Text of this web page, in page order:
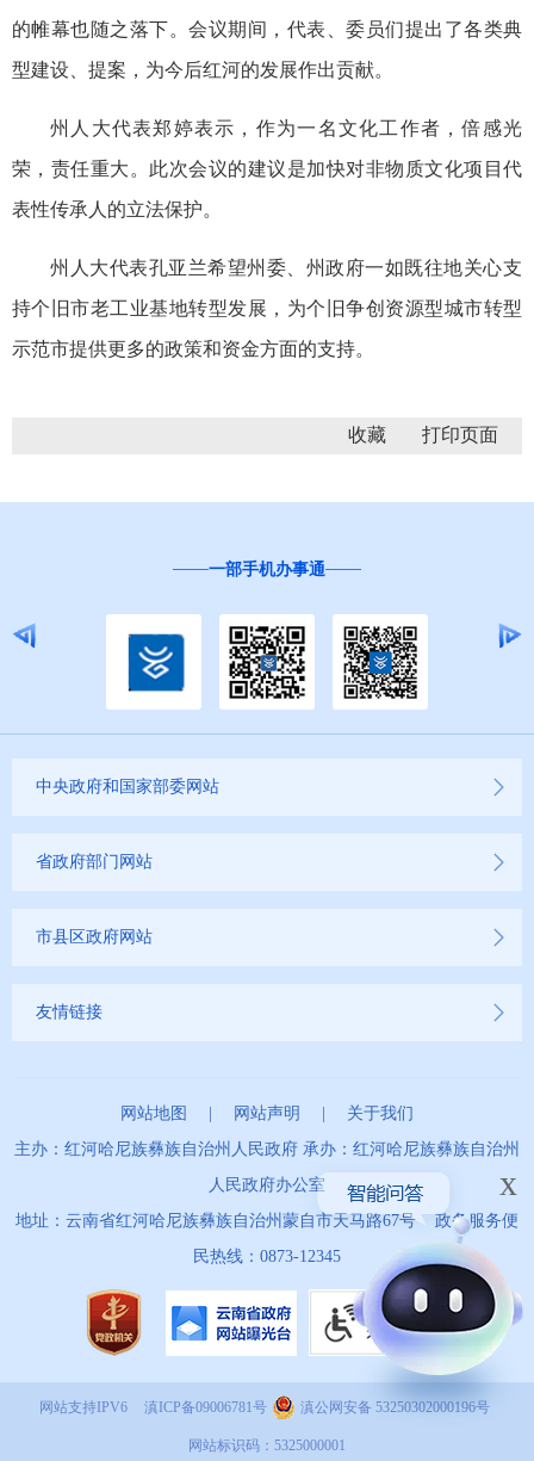
的帷幕也随之落下。会议期间，代表、委员们提出了各类典
型建设、提案，为今后红河的发展作出贡献。
州人大代表郑婷表示，作为一名文化工作者，倍感光
荣，责任重大。此次会议的建议是加快对非物质文化项目代
表性传承人的立法保护。
州人大代表孔亚兰希望州委、州政府一如既往地关心支
持个旧市老工业基地转型发展，为个旧争创资源型城市转型
示范市提供更多的政策和资金方面的支持。
收藏
一部手机办事通
中央政府和国家部委网站
省政府部门网站
市县区政府网站
友情链接
网站地图 网站声明
关于我们
主办：红河哈尼族彝族自治州人民政府 承办：红河哈尼族彝族自治州
人民政府办公室
地址：云南省红河哈尼族彝族自治州蒙自市天马路67号 政务服务便
民热线：0873-12345
x
网站支持IPV6 滇ICP备09006781号 滇公网安备 53250302000196号
网站标识码：5325000001